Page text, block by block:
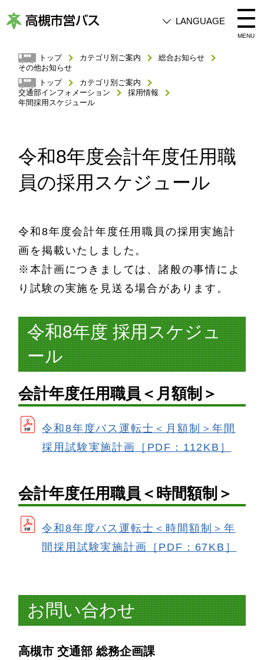
槻
営
LANGUAGE
MENU
トップ カテゴリ別ご案内
総合お知らせ
その他お知らせ
トップ
カテゴリ別ご案内
交通部インフォメーション
採用情報
年間採用スケジュール
令和8年度会計年度任用職
員の採用スケジュール
令和8年度会計年度任用職員の採用実施計
画を掲載いたしました。
※本計画につきましては、諸般の事情によ
り試験の実施を見送る場合があります。
令和8年度 採用スケジュ
ール
会計年度任用職員＜月額制＞
令和8年度バス運転士＜月額制＞年間
採用試験実施計画［PDF：112KB］
会計年度任用職員＜時間額制＞
令和8年度バス運転士＜時間額制＞年
間採用試験実施計画［PDF：67KB］
お問い合わせ
高槻市 交通部 総務企画課